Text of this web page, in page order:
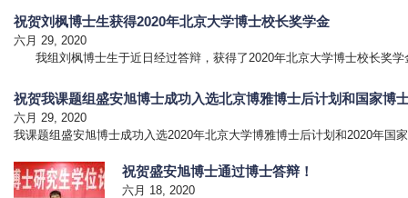
祝贺刘枫博士生获得2020年北京大学博士校长奖学金
六月 29, 2020
我组刘枫博士生于近日经过答辩，获得了2020年北京大学博士校长奖学
祝贺我课题组盛安旭博士成功入选北京博雅博士后计划和国家博
六月 29, 2020
我课题组盛安旭博士成功入选2020年北京大学博雅博士后计划和2020年国
祝贺盛安旭博士通过博士答辩！
六月 18, 2020